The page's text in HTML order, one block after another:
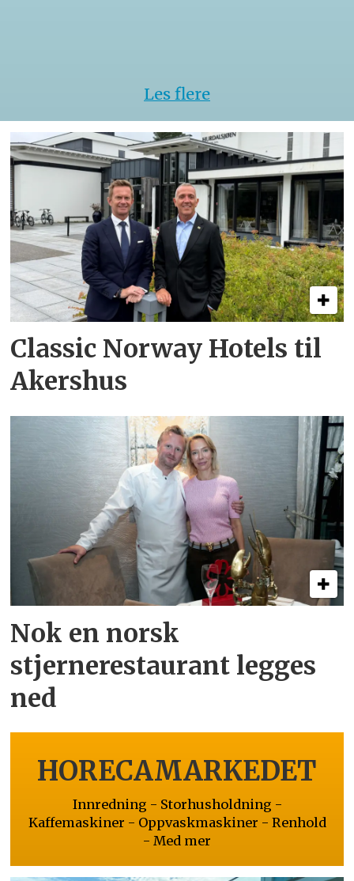
Les flere
Classic Norway Hotels til
Akershus
Nok en norsk
stjernerestaurant legges
ned
HORECAMARKEDET
Innredning - Storhusholdning -
Kaffemaskiner - Oppvaskmaskiner - Renhold
- Med mer